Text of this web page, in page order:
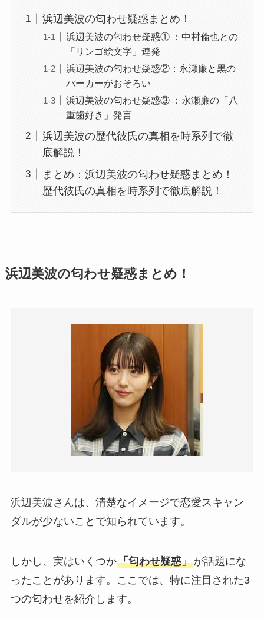
浜辺美波の匂わせ疑惑まとめ！
浜辺美波の匂わせ疑惑① ：中村倫也との
「リンゴ絵文字」連発
浜辺美波の匂わせ疑惑②：永瀬廉と黒の
パーカーがおそろい
浜辺美波の匂わせ疑惑③ ：永瀬廉の「八
重歯好き」発言
浜辺美波の歴代彼氏の真相を時系列で徹
底解説！
まとめ：浜辺美波の匂わせ疑惑まとめ！
歴代彼氏の真相を時系列で徹底解説！
浜辺美波の匂わせ疑惑まとめ！
浜辺美波さんは、清楚なイメージで恋愛スキャン
ダルが少ないことで知られています。
しかし、実はいくつか「匂わせ疑惑」が話題にな
ったことがあります。ここでは、特に注目された3
つの匂わせを紹介します。